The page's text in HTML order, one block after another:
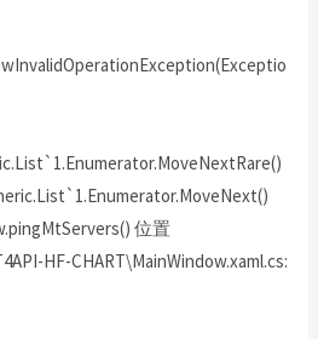
位置
HF-CHART\MainWindow.xaml.cs: